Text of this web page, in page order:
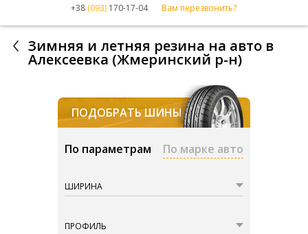
+38 (093) 170-17-04 Вам перезвонить?
Зимняя и летняя резина на авто в
Алексеевка (Жмеринский р-н)
ПОДОБРАТЬ ШИНЫ
По параметрам По марке авто
ШИРИНА
ПРОФИЛЬ